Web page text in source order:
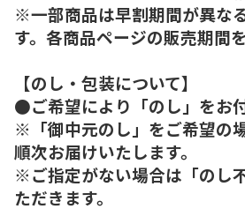
※一部商品は早割期間が異な
す。各商品ページの販売期間
【のし・包装について】
●ご希望により「のし」をお
※「御中元のし」をご希望の
順次お届けいたします。
※ご指定がない場合は「のし
ただきます。